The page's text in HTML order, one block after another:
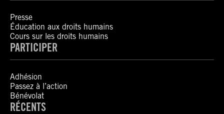
Presse
Éducation aux droits humains
Cours sur les droits humains
PARTICIPER
Adhésion
Passez à l’action
Bénévolat
RÉCENTS